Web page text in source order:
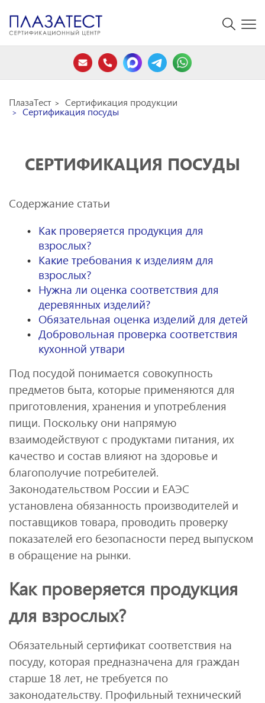
ПлазаТест Сертификация продукции
Сертификация посуды
СЕРТИФИКАЦИЯ ПОСУДЫ
Содержание статьи
Как проверяется продукция для
взрослых?
Какие требования к изделиям для
взрослых?
Нужна ли оценка соответствия для
деревянных изделий?
Обязательная оценка изделий для детей
Добровольная проверка соответствия
кухонной утвари
Под посудой понимается совокупность
предметов быта, которые применяются для
приготовления, хранения и употребления
пищи. Поскольку они напрямую
взаимодействуют с продуктами питания, их
качество и состав влияют на здоровье и
благополучие потребителей.
Законодательством России и ЕАЭС
установлена обязанность производителей и
поставщиков товара, проводить проверку
показателей его безопасности перед выпуском
в обращение на рынки.
Как проверяется продукция
для взрослых?
Обязательный сертификат соответствия на
посуду, которая предназначена для граждан
старше 18 лет, не требуется по
законодательству. Профильный технический